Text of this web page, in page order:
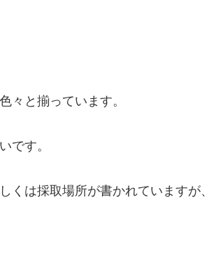
々と揃っています。
です。
くは採取場所が書かれていますが、